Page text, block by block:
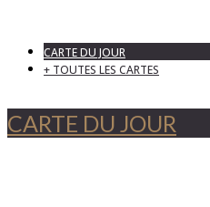
CARTE DU JOUR
+ TOUTES LES CARTES
CARTE DU JOUR